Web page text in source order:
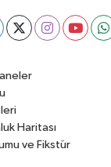
Haritası
ve Fikstür